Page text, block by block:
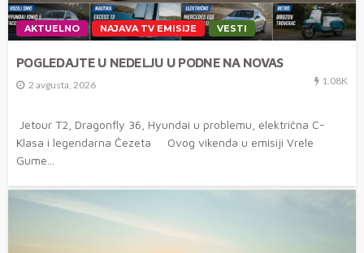
AKTUELNO NAJAVA TV EMISIJE VESTI
POGLEDAJTE U NEDELJU U PODNE NA NOVAS
2 avgusta, 2026 1.08K
Jetour T2, Dragonfly 36, Hyundai u problemu, električna C-
Klasa i legendarna Čezeta Ovog vikenda u emisiji Vrele
Gume...